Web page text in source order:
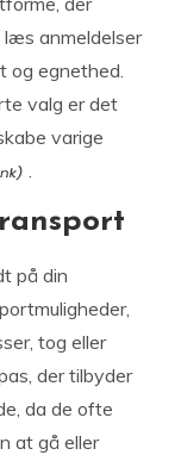
læs anmeldelser
og egnethed.
valg er det
varige
.
på din
tog eller
der tilbyder
da de ofte
at gå eller